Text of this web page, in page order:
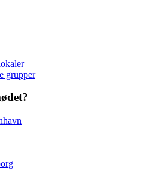
grupper